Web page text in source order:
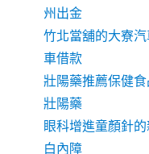
州出金
竹北當舖的大寮
車借款
壯陽藥推薦保健
壯陽藥
眼科增進童顏針
白內障